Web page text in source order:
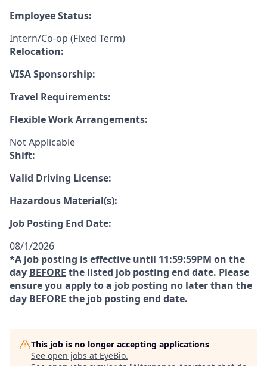
Employee Status:
Intern/Co-op (Fixed Term)
Relocation:
VISA Sponsorship:
Travel Requirements:
Flexible Work Arrangements:
Not Applicable
Shift:
Valid Driving License:
Hazardous Material(s):
Job Posting End Date:
08/1/2026
*A job posting is effective until 11:59:59PM on the
day BEFORE the listed job posting end date. Please
ensure you apply to a job posting no later than the
day BEFORE the job posting end date.
This job is no longer accepting applications
See open jobs at EyeBio.